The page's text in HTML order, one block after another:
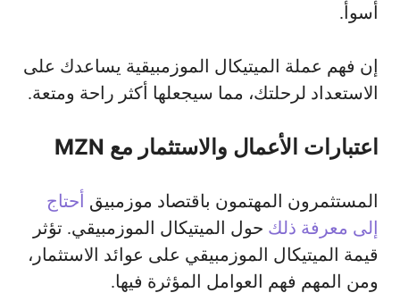
أسوأ.
إن فهم عملة الميتيكال الموزمبيقية يساعدك على
الاستعداد لرحلتك، مما سيجعلها أكثر راحة ومتعة.
اعتبارات الأعمال والاستثمار مع MZN
المستثمرون المهتمون باقتصاد موزمبيق أحتاج
إلى معرفة ذلك حول الميتيكال الموزمبيقي. تؤثر
قيمة الميتيكال الموزمبيقي على عوائد الاستثمار،
ومن المهم فهم العوامل المؤثرة فيها.